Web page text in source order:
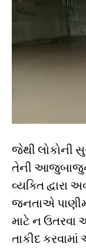
જેથી લોકોની
તેની
વ્યક્તિ
જનતાએ
માટે ન ઉતરવા
તાકીદ